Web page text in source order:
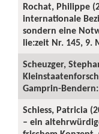
Rochat, Philippe
internationale
sondern eine
lie:zeit Nr. 145, 9.
Scheuzger,
Gamprin-
Schiess, Patricia
– ein